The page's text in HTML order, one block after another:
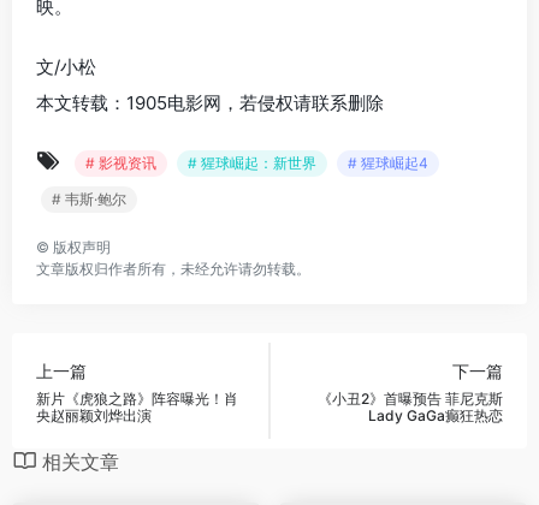
映。
文/小松
本文转载：1905电影网，若侵权请联系删除
# 影视资讯 # 猩球崛起：新世界
# 猩球崛起4
# 韦斯·鲍尔
© 版权声明
文章版权归作者所有，未经允许请勿转载。
上一篇
新片《虎狼之路》阵容曝光！肖
央赵丽颖刘烨出演
下一篇
《小丑2》首曝预告 菲尼克斯
Lady GaGa癫狂热恋
相关文章